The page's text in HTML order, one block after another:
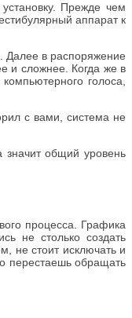
Прежде чем
аппарат к
Далее в распоряжение
и сложнее. Когда же в
голоса,
с вами, система не
значит общий уровень
процесса. Графика
не столько создать
не стоит исключать и
перестаешь обращать